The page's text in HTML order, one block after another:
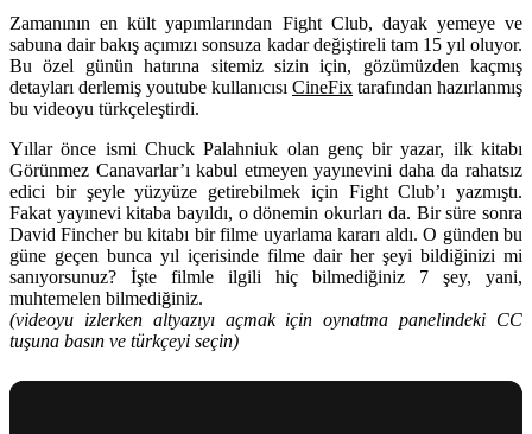
Zamanının en kült yapımlarından Fight Club, dayak yemeye ve
sabuna dair bakış açımızı sonsuza kadar değiştireli tam 15 yıl oluyor.
Bu özel günün hatırına sitemiz sizin için, gözümüzden kaçmış
detayları derlemiş youtube kullanıcısı CineFix tarafından hazırlanmış
bu videoyu türkçeleştirdi.
Yıllar önce ismi Chuck Palahniuk olan genç bir yazar, ilk kitabı
Görünmez Canavarlar’ı kabul etmeyen yayınevini daha da rahatsız
edici bir şeyle yüzyüze getirebilmek için Fight Club’ı yazmıştı.
Fakat yayınevi kitaba bayıldı, o dönemin okurları da. Bir süre sonra
David Fincher bu kitabı bir filme uyarlama kararı aldı. O günden bu
güne geçen bunca yıl içerisinde filme dair her şeyi bildiğinizi mi
sanıyorsunuz? İşte filmle ilgili hiç bilmediğiniz 7 şey, yani,
muhtemelen bilmediğiniz.
(videoyu izlerken altyazıyı açmak için oynatma panelindeki CC
tuşuna basın ve türkçeyi seçin)